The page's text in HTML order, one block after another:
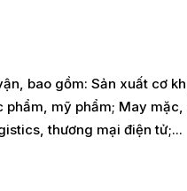
bao gồm: Sản xuất cơ
mỹ phẩm; May
thương mại điện tử;...